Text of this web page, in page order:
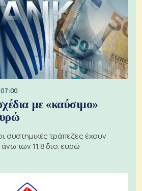
με «καύσιμο»
συστημικές τράπεζες έχουν
των 11,8 δισ. ευρώ